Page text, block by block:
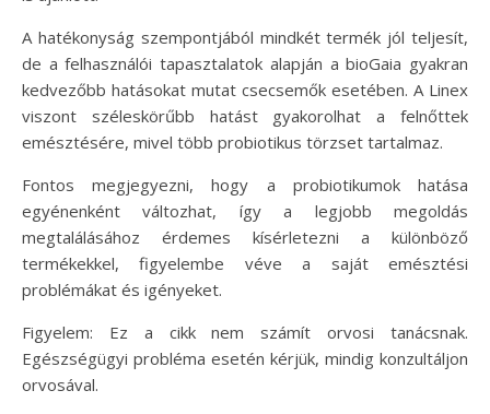
A hatékonyság szempontjából mindkét termék jól teljesít,
de a felhasználói tapasztalatok alapján a bioGaia gyakran
kedvezőbb hatásokat mutat csecsemők esetében. A Linex
viszont széleskörűbb hatást gyakorolhat a felnőttek
emésztésére, mivel több probiotikus törzset tartalmaz.
Fontos megjegyezni, hogy a probiotikumok hatása
egyénenként változhat, így a legjobb megoldás
megtalálásához érdemes kísérletezni a különböző
termékekkel, figyelembe véve a saját emésztési
problémákat és igényeket.
Figyelem: Ez a cikk nem számít orvosi tanácsnak.
Egészségügyi probléma esetén kérjük, mindig konzultáljon
orvosával.